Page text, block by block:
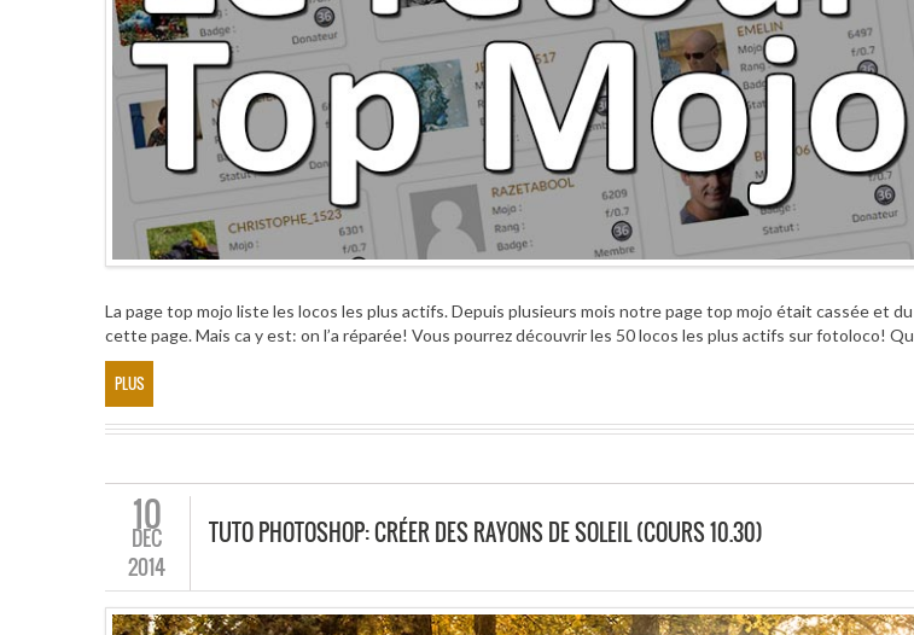
La page top mojo liste les locos les plus actifs. Depuis plusieurs mois notre page top mojo était cassée et du
cette page. Mais ca y est: on l’a réparée! Vous pourrez découvrir les 50 locos les plus actifs sur fotoloco!
PLUS
10
DÉC
2014
TUTO PHOTOSHOP: CRÉER DES RAYONS DE SOLEIL (COURS 10.30)